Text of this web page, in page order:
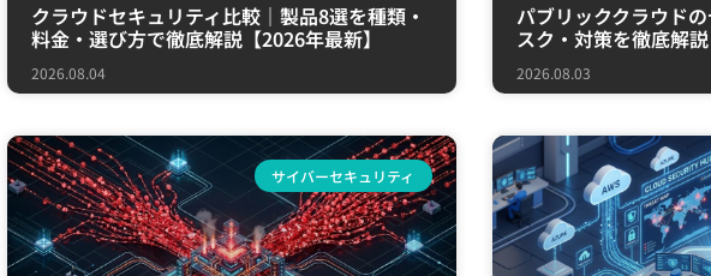
クラウドセキュリティ比較｜製品8選を種類・
料金・選び方で徹底解説【2026年最新】
2026.08.04
パブリッククラウド
スク・対策を徹底解説
2026.08.03
サイバーセキュリティ